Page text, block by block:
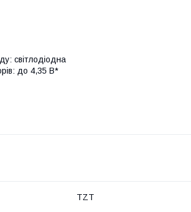
світлодіодна
до 4,35 В*
TZT